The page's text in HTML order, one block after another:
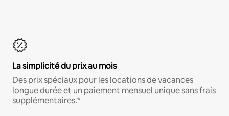
La simplicité du prix au mois
Des prix spéciaux pour les locations de vacances
longue durée et un paiement mensuel unique sans frais
supplémentaires.*